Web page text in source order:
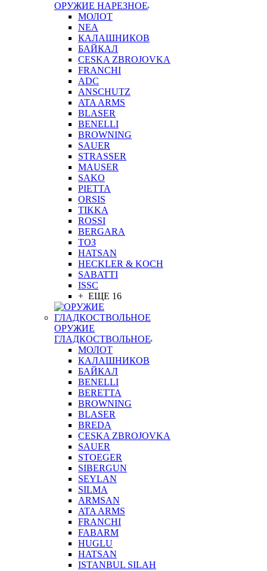
ОРУЖИЕ НАРЕЗНОЕ
МОЛОТ
NEA
КАЛАШНИКОВ
БАЙКАЛ
CESKA ZBROJOVKA
FRANCHI
ADC
ANSCHUTZ
ATA ARMS
BLASER
BENELLI
BROWNING
SAUER
STRASSER
MAUSER
SAKO
PIETTA
ORSIS
TIKKA
ROSSI
BERGARA
ТОЗ
HATSAN
HECKLER & KOCH
SABATTI
ISSC
+ ЕЩЕ 16
ОРУЖИЕ
ГЛАДКОСТВОЛЬНОЕ
МОЛОТ
КАЛАШНИКОВ
БАЙКАЛ
BENELLI
BERETTA
BROWNING
BLASER
BREDA
CESKA ZBROJOVKA
SAUER
STOEGER
SIBERGUN
SEYLAN
SILMA
ARMSAN
ATA ARMS
FRANCHI
FABARM
HUGLU
HATSAN
ISTANBUL SILAH